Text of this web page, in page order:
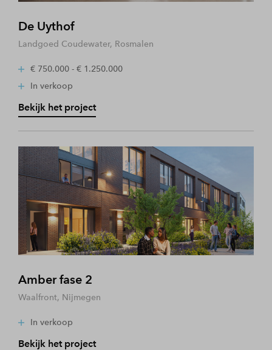
De Uythof
Landgoed Coudewater, Rosmalen
€ 750.000 - € 1.250.000
In verkoop
Bekijk het project
Amber fase 2
Waalfront, Nijmegen
In verkoop
Bekijk het project